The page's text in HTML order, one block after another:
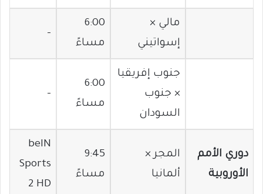
مالي ×
إسواتيني
6:00
مساءً
–
جنوب إفريقيا
× جنوب
السودان
6:00
مساءً
–
دوري الأمم
الأوروبية
المجر ×
ألمانيا
9:45
مساءً
beIN
Sports
2 HD